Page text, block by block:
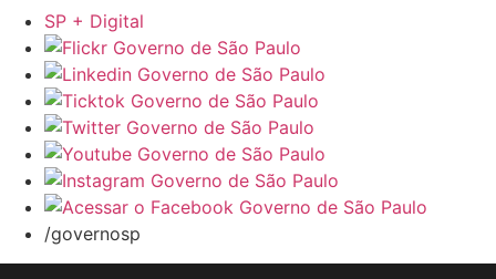
SP + Digital
/governosp